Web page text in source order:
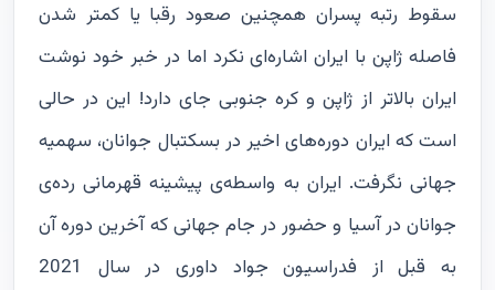
سقوط رتبه پسران همچنین صعود رقبا یا کمتر شدن
فاصله ژاپن با ایران اشاره‌ای نکرد اما در خبر خود نوشت
ایران بالاتر از ژاپن و کره جنوبی جای دارد! این در حالی
است که ایران دوره‌های اخیر در بسکتبال جوانان، سهمیه
جهانی نگرفت. ایران به واسطه‌ی پیشینه قهرمانی رده‌ی
جوانان در آسیا و حضور در جام جهانی که آخرین دوره آن
به قبل از فدراسیون جواد داوری در سال 2021